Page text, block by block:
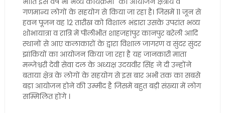
गणमान्य लोगों के सहयोग से किया जा रहा है। जिसमें 11 जून से
हवन पूजन वह 12 तारीख को विशाल भंडारा उसके उपरांत भव्य
शोभायात्रा व रात्रि में पीलीभीत शाहजहांपुर कानपुर बरेली आदि
स्थानों से आए कलाकारों के द्वारा विशाल जागरण व सुंदर सुंदर
झांकियों का आयोजन किया जा रहा है यह जानकारी माता
मन्जेश्वरी देवी सेवा दल के अध्यक्ष उदयवीर सिंह ने दी उन्होंने
बताया क्षेत्र के लोगों के सहयोग से इस बार अभी तक का सबसे
बड़ा आयोजन होने की उम्मीद है जिसमें बहुत बड़ी संख्या में लोग
सम्मिलित होंगे ।